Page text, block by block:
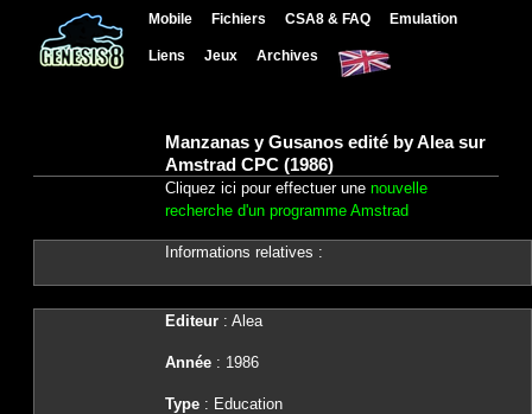
Mobile Fichiers CSA8 & FAQ Emulation
Liens Jeux Archives
Manzanas y Gusanos edité by Alea sur
Amstrad CPC (1986)
Cliquez ici pour effectuer une nouvelle
recherche d'un programme Amstrad
Informations relatives :
Editeur: Alea
Année: 1986
Type: Education